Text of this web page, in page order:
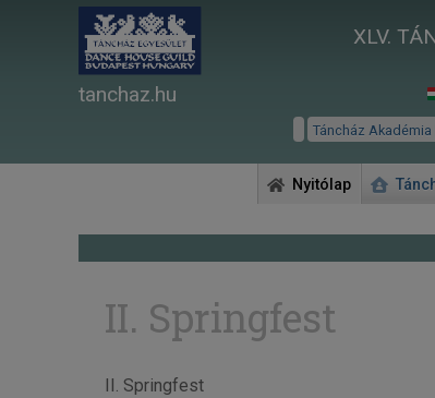
XLV.
tanchaz.hu
Táncház Akadémia
Nyitólap
II. Springfest
II. Springfest